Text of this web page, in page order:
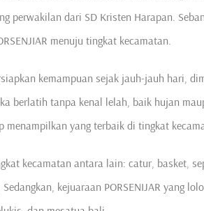
perwakilan dari SD Kristen Harapan.
menuju tingkat kecamatan.
kemampuan sejak jauh-jauh hari,
berlatih tanpa kenal lelah, baik hujan
menampilkan yang terbaik di tingkat
kecamatan antara lain: catur, basket,
kejuaraan PORSENIJAR yang